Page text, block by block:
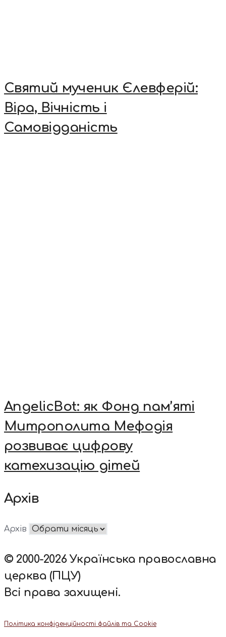
Святий мученик Єлевферій:
Віра, Вічність і
Самовідданість
AngelicBot: як Фонд пам’яті
Митрополита Мефодія
розвиває цифрову
катехизацію дітей
Архів
Архів
© 2000-2026 Українська православна
церква (ПЦУ)
Всі права захищені.
Політика конфіденційності файлів та Cookie